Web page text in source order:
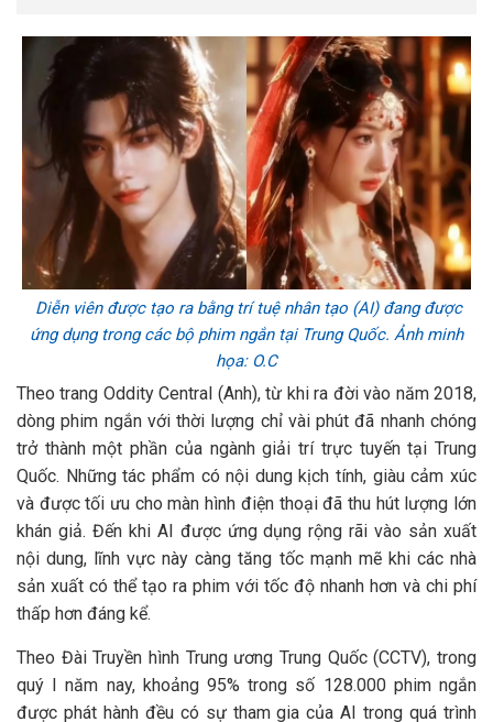
Diễn viên được tạo ra bằng trí tuệ nhân tạo (AI) đang được
ứng dụng trong các bộ phim ngắn tại Trung Quốc. Ảnh minh
họa: O.C
Theo trang Oddity Central (Anh), từ khi ra đời vào năm 2018,
dòng phim ngắn với thời lượng chỉ vài phút đã nhanh chóng
trở thành một phần của ngành giải trí trực tuyến tại Trung
Quốc. Những tác phẩm có nội dung kịch tính, giàu cảm xúc
và được tối ưu cho màn hình điện thoại đã thu hút lượng lớn
khán giả. Đến khi AI được ứng dụng rộng rãi vào sản xuất
nội dung, lĩnh vực này càng tăng tốc mạnh mẽ khi các nhà
sản xuất có thể tạo ra phim với tốc độ nhanh hơn và chi phí
thấp hơn đáng kể.
Theo Đài Truyền hình Trung ương Trung Quốc (CCTV), trong
quý I năm nay, khoảng 95% trong số 128.000 phim ngắn
được phát hành đều có sự tham gia của AI trong quá trình